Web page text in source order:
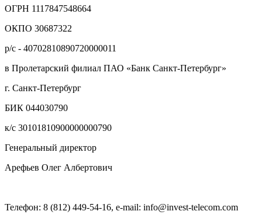
ОГРН 1117847548664
ОКПО 30687322
р/с - 40702810890720000011
в Пролетарский филиал ПАО «Банк Санкт-Петербург»
г. Санкт-Петербург
БИК 044030790
к/с 30101810900000000790
Генеральный директор
Арефьев Олег Албертович
Телефон: 8 (812) 449-54-16, e-mail: info@invest-telecom.com